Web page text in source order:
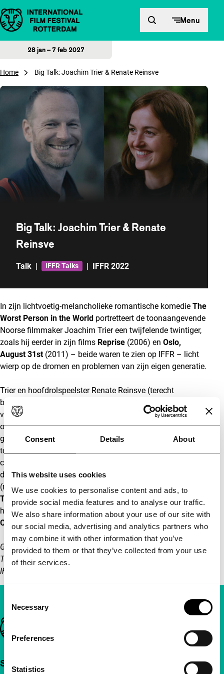
Consent Details About
This website uses cookies
We use cookies to personalise content and ads, to
provide social media features and to analyse our traffic.
We also share information about your use of our site with
our social media, advertising and analytics partners who
may combine it with other information that you’ve
provided to them or that they’ve collected from your use
of their services.
Selection
Necessary
Preferences
Statistics
Direct naar inhoud Menu
28 jan – 7 feb 2027
Home Big Talk: Joachim Trier & Renate Reinsve
Big Talk: Joachim Trier & Renate
Reinsve
Talk | IFFR Talks | IFFR 2022
In zijn lichtvoetig-melancholieke romantische komedie The
Worst Person in the World portretteert de toonaangevende
Noorse filmmaker Joachim Trier een twijfelende twintiger,
zoals hij eerder in zijn films Reprise (2006) en Oslo,
August 31st(2011) – beide waren te zien op IFFR – licht
wierp op de dromen en problemen van zijn eigen generatie.
Trier en hoofdrolspeelster Renate Reinsve (terecht
bekroond met de prijs voor beste actrice op het filmfestival
van Cannes) zullen in gesprek met moderator Ella Kemp
ongetwijfeld ingaan op de verschillen tussen millennials en
generatie X. Daarnaast praten ze in deze Big Talk over de
totstandkoming vanThe Worst Person in the World
creatie van spraakmakende scènes, Oslo als filmdecor, en
de Noorse filmindustrie. Interessant weetje: Trier schreef
(met zijn vaste coscenarist Eskil Vogt) het scenario van
The Worst Person in the Worldspeciaal voor Reinsve, die
haar debuut als filmactrice maakte met een kleine rol in
Oslo, August 31st.
Gerelateerd aan de IFFR 2022 Surprise Film, zal deze Big
Talk vanaf zaterdag 5 februari beschikbaar zijn via
IFFR.com
Belangrijke links
Snel naar